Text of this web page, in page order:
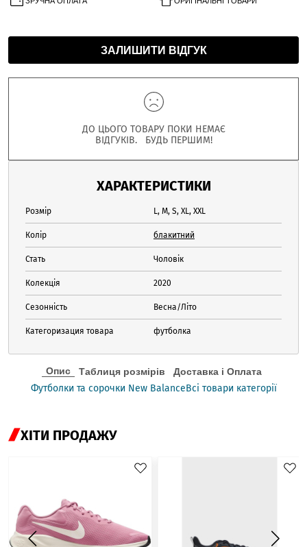
ЗАЛИШИТИ ВІДГУК
ДО ЦЬОГО ТОВАРУ ПОКИ НЕМАЄ
ВІДГУКІВ. БУДЬ ПЕРШИМ!
ХАРАКТЕРИСТИКИ
Розмір L, M, S, XL, XXL
Колір блакитний
Стать Чоловік
Колекція 2020
Сезонність Весна/Літо
Категоризация товара футболка
Опис Таблиця розмірів Доставка і Оплата
Футболки та сорочки New BalanceВсі товари категорії
ХІТИ ПРОДАЖУ